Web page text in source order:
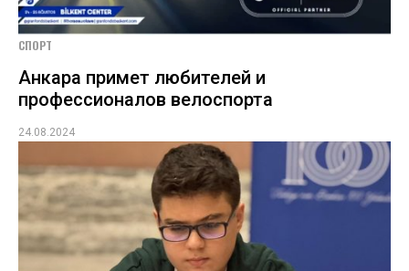
СПОРТ
Анкара примет любителей и
профессионалов велоспорта
24.08.2024